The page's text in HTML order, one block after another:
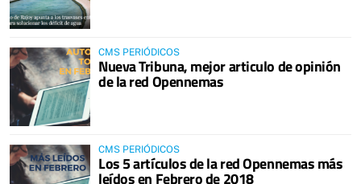
CMS PERIÓDICOS
Nueva Tribuna, mejor articulo de opinión
de la red Opennemas
CMS PERIÓDICOS
Los 5 artículos de la red Opennemas más
leídos en Febrero de 2018